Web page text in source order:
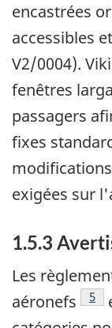
encastrées
accessibles
V2/0004).
fenêtres
passagers
fixes
exigées sur
1.5.3
Les
aéronefs
5